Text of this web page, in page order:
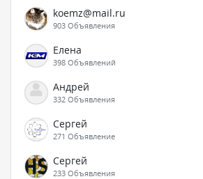
koemz@mail.ru
903 Объявления
Елена
398 Объявлений
Андрей
332 Объявления
Сергей
271 Объявление
Сергей
233 Объявления